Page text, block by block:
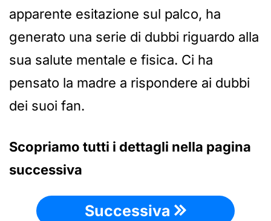
apparente esitazione sul palco, ha
generato una serie di dubbi riguardo alla
sua salute mentale e fisica. Ci ha
pensato la madre a rispondere ai dubbi
dei suoi fan.
Scopriamo tutti i dettagli nella pagina
successiva
Successiva